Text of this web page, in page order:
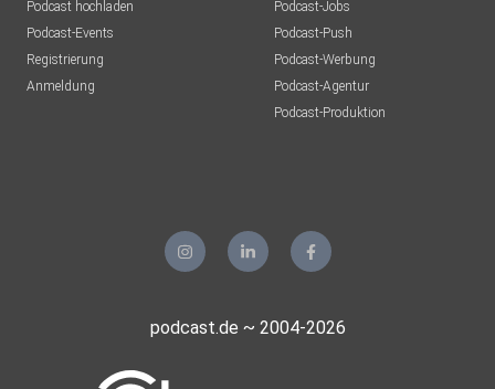
Podcast hochladen
Podcast-Events
Registrierung
Anmeldung
Podcast-Jobs
Podcast-Push
Podcast-Werbung
Podcast-Agentur
Podcast-Produktion
podcast.de ~ 2004-2026